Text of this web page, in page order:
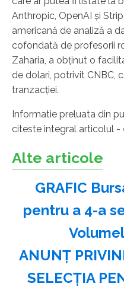
Anthropic, OpenAI şi
americană de analiză a
cofondată de profesorii
Zaharia, a obţinut o
de dolari, potrivit CNBC,
tranzacţiei.
Informatie preluata din
citeste integral articolul -
Alte articole
GRAFIC
pentru a 4-a
ANUNŢ
SELECŢIA